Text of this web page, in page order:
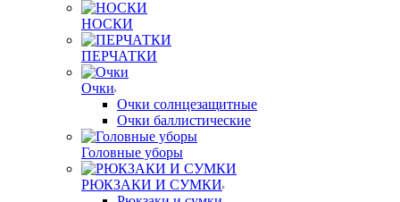
НОСКИ
ПЕРЧАТКИ
Очки
Очки солнцезащитные
Очки баллистические
Головные уборы
РЮКЗАКИ И СУМКИ